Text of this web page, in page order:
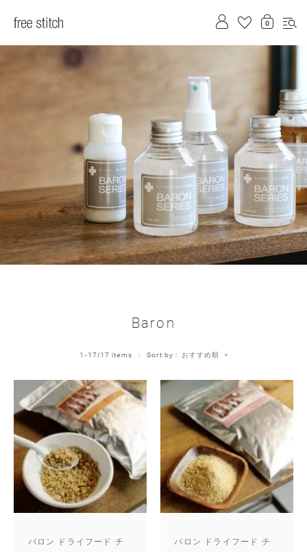
Baron
1 - 17 / 17 items Sort by おすすめ順
バロン ドライフード チ
バロン ドライフード チ